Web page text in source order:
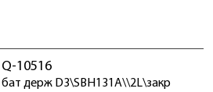
Q-10516
бат держ D3\SBH131A\\2L\закр